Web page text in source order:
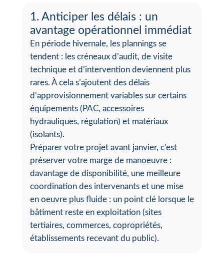
1. Anticiper les délais : un
avantage opérationnel immédiat
En période hivernale, les plannings se
tendent : les créneaux d’audit, de visite
technique et d’intervention deviennent plus
rares. À cela s’ajoutent des délais
d’approvisionnement variables sur certains
équipements (PAC, accessoires
hydrauliques, régulation) et matériaux
(isolants).
Préparer votre projet avant janvier, c’est
préserver votre marge de manoeuvre :
davantage de disponibilité, une meilleure
coordination des intervenants et une mise
en oeuvre plus fluide : un point clé lorsque le
bâtiment reste en exploitation (sites
tertiaires, commerces, copropriétés,
établissements recevant du public).